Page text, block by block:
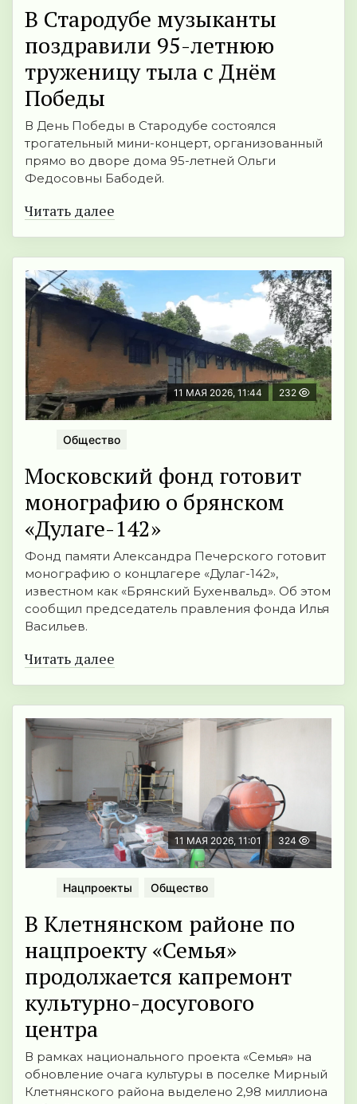
В Стародубе музыканты
поздравили 95-летнюю
труженицу тыла с Днём
Победы
В День Победы в Стародубе состоялся
трогательный мини-концерт, организованный
прямо во дворе дома 95-летней Ольги
Федосовны Бабодей.
Читать далее
11 МАЯ 2026, 11:44 232
Общество
Московский фонд готовит
монографию о брянском
«Дулаге-142»
Фонд памяти Александра Печерского готовит
монографию о концлагере «Дулаг-142»,
известном как «Брянский Бухенвальд». Об этом
сообщил председатель правления фонда Илья
Васильев.
Читать далее
11 МАЯ 2026, 11:01 324
Нацпроекты Общество
В Клетнянском районе по
нацпроекту «Семья»
продолжается капремонт
культурно-досугового
центра
В рамках национального проекта «Семья» на
обновление очага культуры в поселке Мирный
Клетнянского района выделено 2,98 миллиона